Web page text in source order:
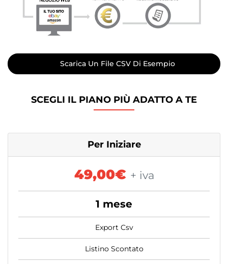
Scarica Un File CSV Di Esempio
SCEGLI IL PIANO PIÙ ADATTO A TE
Per Iniziare
49,00€ + iva
1 mese
Export Csv
Listino Scontato